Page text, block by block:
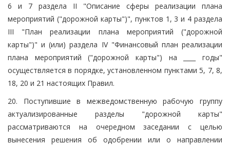
6 и 7 раздела II "Описание сферы реализации плана
мероприятий ("дорожной карты")", пунктов 1, 3 и 4 раздела
III "План реализации плана мероприятий ("дорожной
карты")" и (или) раздела IV "Финансовый план реализации
плана мероприятий ("дорожной карты") на ____ годы"
осуществляется в порядке, установленном пунктами 5, 7, 8,
18, 20 и 21 настоящих Правил.
20. Поступившие в межведомственную рабочую группу
актуализированные разделы "дорожной карты"
рассматриваются на очередном заседании с целью
вынесения решения об одобрении или о направлении